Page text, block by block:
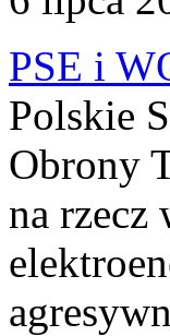
PSE i
Polskie
Obrony
na rzecz